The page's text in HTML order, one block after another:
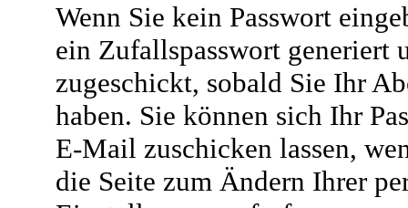
Wenn Sie kein Passwort
ein Zufallspasswort generiert
zugeschickt, sobald Sie Ihr
haben. Sie können sich Ihr
E-Mail zuschicken lassen,
die Seite zum Ändern Ihrer